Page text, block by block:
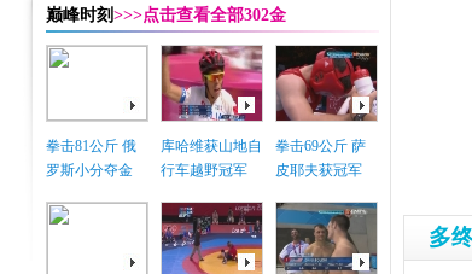
巅峰时刻>>>点击查看全部302金
拳击81公斤 俄
罗斯小分夺金
库哈维获山地自
行车越野冠军
拳击69公斤 萨
皮耶夫获冠军
多